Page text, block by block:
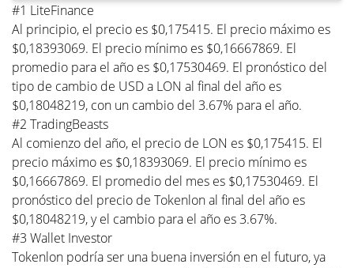
#1 LiteFinance
Al principio, el precio es $0,175415. El precio máximo es
$0,18393069. El precio mínimo es $0,16667869. El
promedio para el año es $0,17530469. El pronóstico del
tipo de cambio de USD a LON al final del año es
$0,18048219, con un cambio del 3.67% para el año.
#2 TradingBeasts
Al comienzo del año, el precio de LON es $0,175415. El
precio máximo es $0,18393069. El precio mínimo es
$0,16667869. El promedio del mes es $0,17530469. El
pronóstico del precio de Tokenlon al final del año es
$0,18048219, y el cambio para el año es 3.67%.
#3 Wallet Investor
Tokenlon podría ser una buena inversión en el futuro, ya